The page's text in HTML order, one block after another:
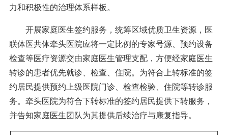
力和积极性的治理体系样板。
开展家庭医生签约服务，统筹区域优质卫生资源，医
联体医共体牵头医院应将一定比例的专家号源、预约设备
检查等医疗资源交由家庭医生管理支配，方便经家庭医生
转诊的患者优先就诊、检查、住院。为符合上转标准的签
约居民提供预约上级医院门诊、检查检验、住院等转诊服
务。牵头医院为符合下转标准的签约居民提供下转服务，
并告知家庭医生团队为其提供后续治疗与康复指导。